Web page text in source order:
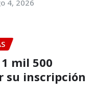
4, 2026
mil 500
su inscripción